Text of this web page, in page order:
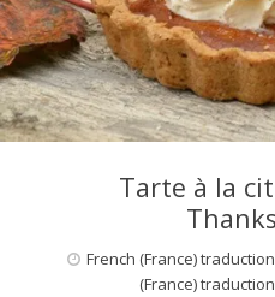
Tarte à la
French (France)
(France)